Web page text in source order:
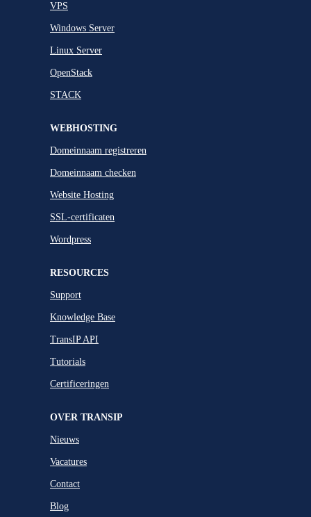
VPS
Windows Server
Linux Server
OpenStack
STACK
WEBHOSTING
Domeinnaam registreren
Domeinnaam checken
Website Hosting
SSL-certificaten
Wordpress
RESOURCES
Support
Knowledge Base
TransIP API
Tutorials
Certificeringen
OVER TRANSIP
Nieuws
Vacatures
Contact
Blog